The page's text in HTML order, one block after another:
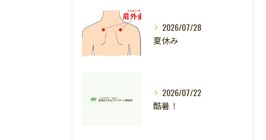
2026/07/28
夏休み
2026/07/22
酷暑！